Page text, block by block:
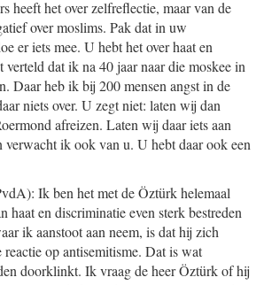
heeft het over zelfreflectie, maar van de
over moslims. Pak dat in uw
er iets mee. U hebt het over haat en
dat ik na 40 jaar naar die moskee in
Daar heb ik bij 200 mensen angst in de
niets over. U zegt niet: laten wij dan
afreizen. Laten wij daar iets aan
verwacht ik ook van u. U hebt daar ook een
Ik ben het met de Öztürk helemaal
haat en discriminatie even sterk bestreden
ik aanstoot aan neem, is dat hij zich
op antisemitisme. Dat is wat
doorklinkt. Ik vraag de heer Öztürk of hij